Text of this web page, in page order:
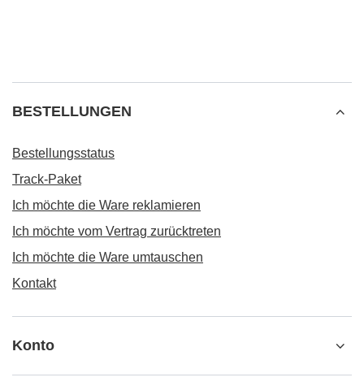
BESTELLUNGEN
Bestellungsstatus
Track-Paket
Ich möchte die Ware reklamieren
Ich möchte vom Vertrag zurücktreten
Ich möchte die Ware umtauschen
Kontakt
Konto